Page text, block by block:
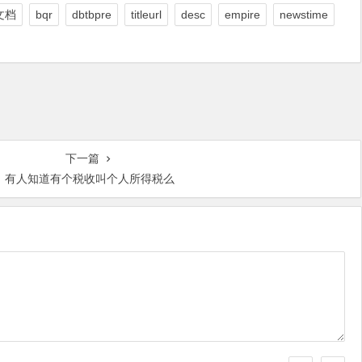
档 bqr dbtbpre titleurl desc empire newstime
下一篇
有人知道有个税收叫个人所得税么